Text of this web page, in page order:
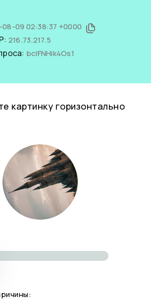
09 02:38:37 +0000
216.73.217.5
bcIFNHik4Os1
картинку горизонтально